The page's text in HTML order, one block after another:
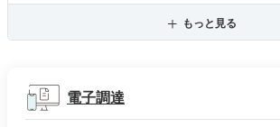
もっと見る
電子調達